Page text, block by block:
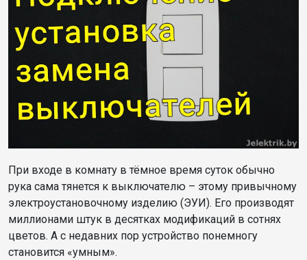
При входе в комнату в тёмное время суток обычно
рука сама тянется к выключателю – этому привычному
электроустановочному изделию (ЭУИ). Его производят
миллионами штук в десятках модификаций в сотнях
цветов. А с недавних пор устройство понемногу
становится «умным».